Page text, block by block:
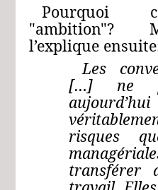
Pourquoi
"ambition"?
l’explique
Les
[…] ne
risques
transférer